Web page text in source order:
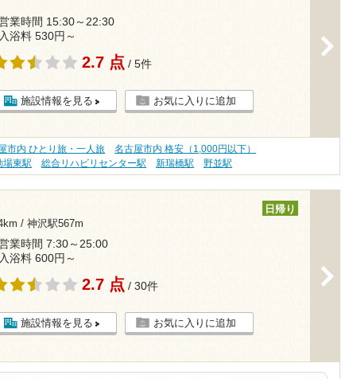
業時間 15:30～22:30
浴料 530円～
2.7 点 / 5件
施設情報を見る お気に入りに追加
市内 ひとり旅・一人旅
名古屋市内 格安（1,000円以下）
場東駅 総合リハビリセンター駅 新瑞橋駅 野並駅
/ 神沢駅567m
日帰り
業時間 7:30～25:00
浴料 600円～
2.7 点 / 30件
施設情報を見る お気に入りに追加